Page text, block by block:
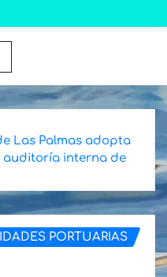
Las Palmas adopta
auditoría interna de
PORTUARIAS